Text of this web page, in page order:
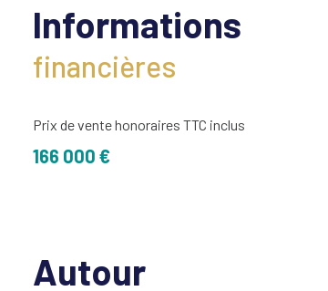
Informations
financières
Prix de vente honoraires TTC inclus
166 000 €
Autour